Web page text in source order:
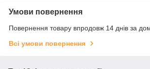
Умови повернення
Повернення товару впродовж 14 днів за
Всі умови повернення